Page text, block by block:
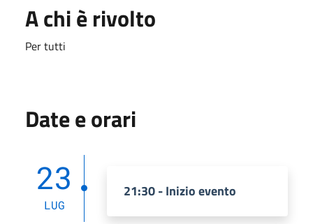
A chi è rivolto
Per tutti
Date e orari
23
LUG
21:30 - Inizio evento